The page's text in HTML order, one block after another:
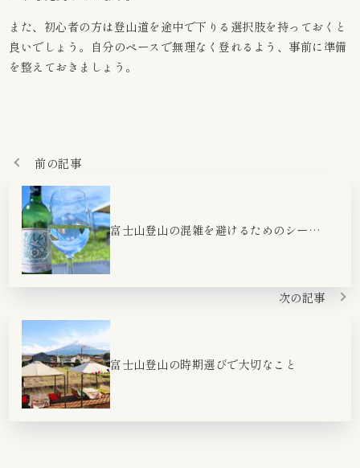
また、初心者の方は登山道を途中で下りる選択肢を持っておくと
良いでしょう。自分のペースで無理なく登れるよう、事前に準備
を整えておきましょう。
前の記事
富士山登山の混雑を避けるためのシーズン選び
次の記事
富士山登山の時期選びで大切なこと